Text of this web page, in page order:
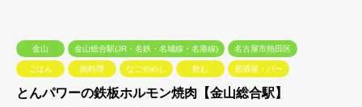
金山 金山総合駅(JR・名鉄・名城線・名港線) 名古屋市熱田区
ごはん 肉料理 なごやめし 飲む 居酒屋・バー
とんパワーの鉄板ホルモン焼肉【金山総合駅】